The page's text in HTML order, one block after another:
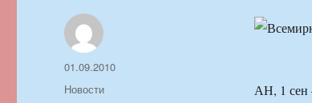
АН, 1 сен
Автор
Опубликовано
01.09.2010
Рубрики
Новости